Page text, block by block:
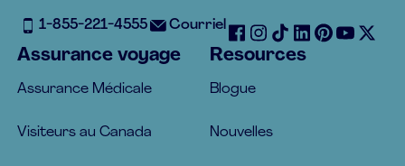
1-855-221-4555 Courriel
Assurance voyage
Assurance Médicale
Visiteurs au Canada
Resources
Blogue
Nouvelles